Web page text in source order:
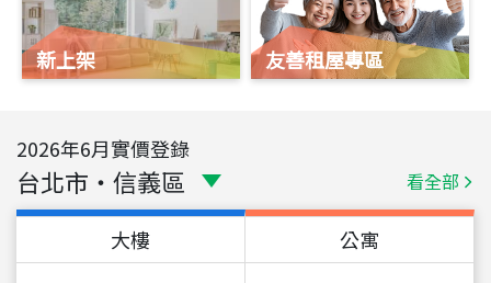
新上架 友善租屋專區
2026年6月實價登錄
台北市 ・ 信義區 看全部
大樓 公寓